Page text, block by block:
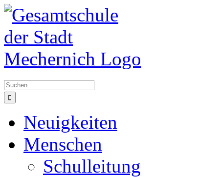
Zum
Inhalt
springen
nach:
Neuigkeiten
Menschen
Schulleitung